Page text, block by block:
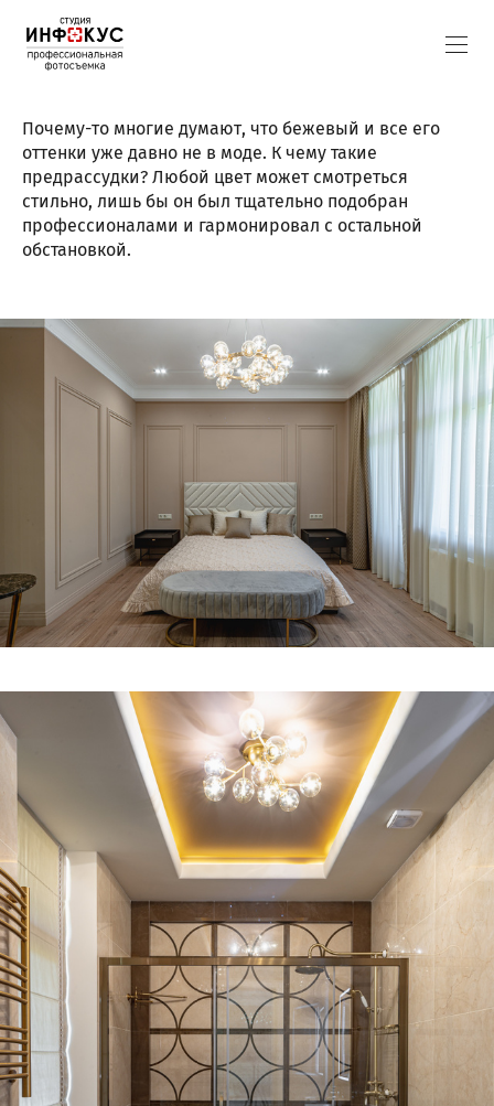
Почему-то многие думают, что бежевый и все его
оттенки уже давно не в моде. К чему такие
предрассудки? Любой цвет может смотреться
стильно, лишь бы он был тщательно подобран
профессионалами и гармонировал с остальной
обстановкой.